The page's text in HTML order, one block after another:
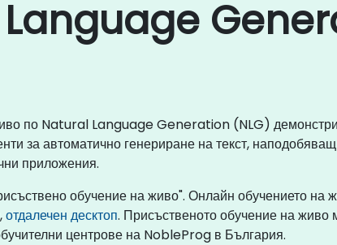
по Natural Language Generation (NLG)
за автоматично генериране на текст,
приложения.
обучение на живо". Онлайн обучението
отдалечен десктоп. Присъственото обучение на
центрове на NobleProg в България.